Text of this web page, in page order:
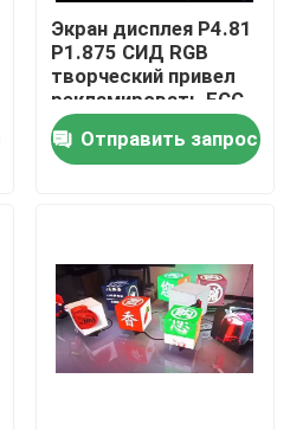
Экран дисплея P4.81
P1.875 СИД RGB
творческий привел
рекламировать FCC
экрана
Отправить запрос